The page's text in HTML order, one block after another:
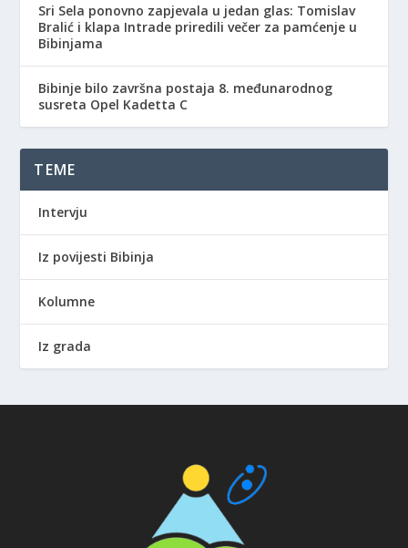
Sri Sela ponovno zapjevala u jedan glas: Tomislav
Bralić i klapa Intrade priredili večer za pamćenje u
Bibinjama
Bibinje bilo završna postaja 8. međunarodnog
susreta Opel Kadetta C
TEME
Intervju
Iz povijesti Bibinja
Kolumne
Iz grada